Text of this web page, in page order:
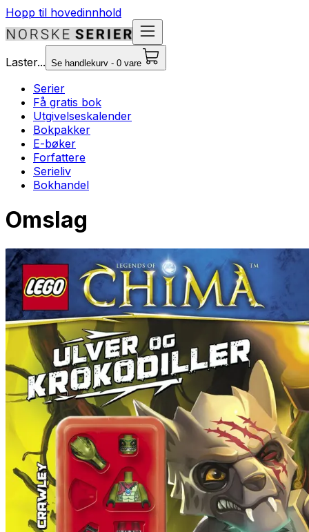
Hopp til hovedinnhold
Laster... Se handlekurv - 0 vare
Serier
Få gratis bok
Utgivelseskalender
Bokpakker
E-bøker
Forfattere
Serieliv
Bokhandel
Omslag